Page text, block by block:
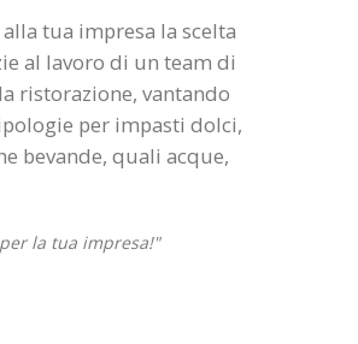
alla tua impresa la scelta
al lavoro di un team di
ristorazione, vantando
per impasti dolci,
bevande, quali acque,
la tua impresa!"